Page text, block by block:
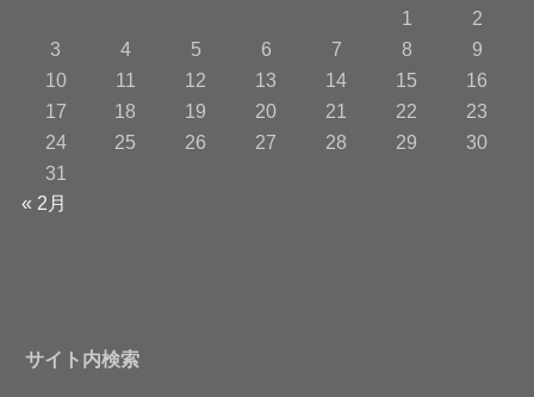
1
2
3
4 5 6 7 8
9
10
11 12 13 14 15
16
17
18 19 20 21 22
23
24
25 26 27 28 29
30
31
« 2月
サイト内検索